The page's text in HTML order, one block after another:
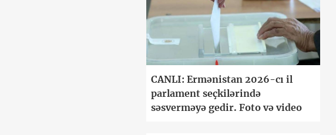
CANLI: Ermənistan 2026-cı il
parlament seçkilərində
səsverməyə gedir. Foto və video